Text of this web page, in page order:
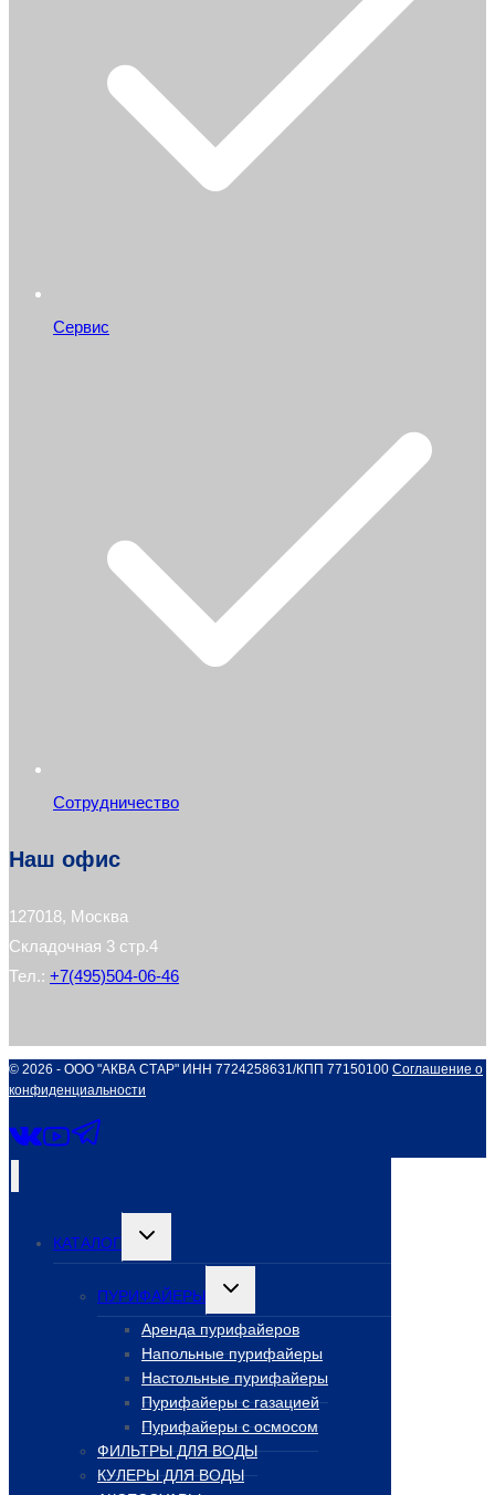
Сервис
Сотрудничество
Наш офис
127018, Москва
Складочная 3 стр.4
Тел.: +7(495)504-06-46
© 2026 - ООО "АКВА СТАР" ИНН 7724258631/КПП 77150100 Соглашение о
конфиденциальности
КАТАЛОГ
Переключить
меню
ПУРИФАЙЕРЫ
Переключить
меню
Аренда пурифайеров
Напольные пурифайеры
Настольные пурифайеры
Пурифайеры с газацией
Пурифайеры с осмосом
ФИЛЬТРЫ ДЛЯ ВОДЫ
КУЛЕРЫ ДЛЯ ВОДЫ